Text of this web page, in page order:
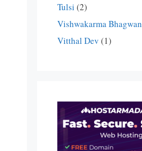
Tulsi (2)
Vishwakarma Bhagwan
Vitthal Dev (1)